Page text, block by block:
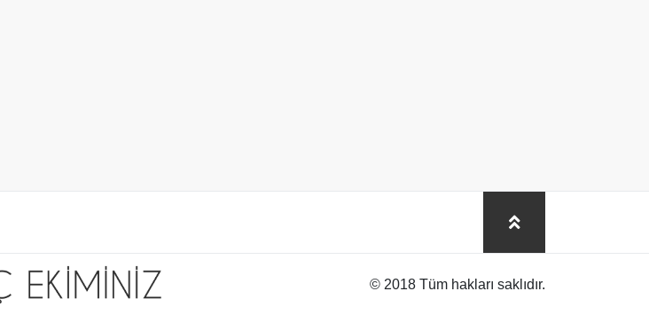
© 2018 Tüm hakları saklıdır.